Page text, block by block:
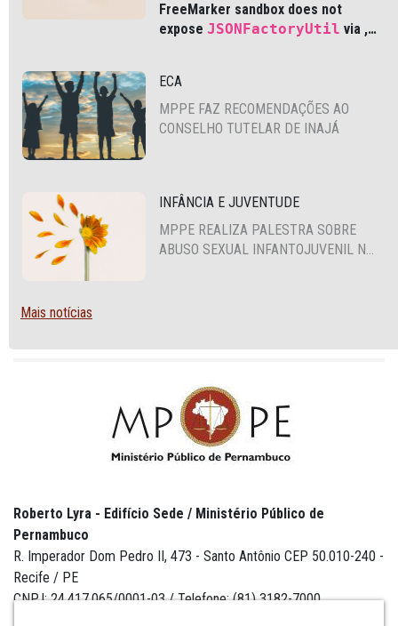
FreeMarker sandbox does not
exposeJSONFactoryUtil via ,
ECA
MPPE FAZ RECOMENDAÇÕES AO
CONSELHO TUTELAR DE INAJÁ
INFÂNCIA E JUVENTUDE
MPPE REALIZA PALESTRA SOBRE
ABUSO SEXUAL INFANTOJUVENIL NO
Mais notícias
Roberto Lyra - Edifício Sede / Ministério Público de
Pernambuco
R. Imperador Dom Pedro II, 473 - Santo Antônio CEP 50.010-240 -
Recife / PE
CNPJ: 24.417.065/0001-03 / Telefone: (81) 3182-7000